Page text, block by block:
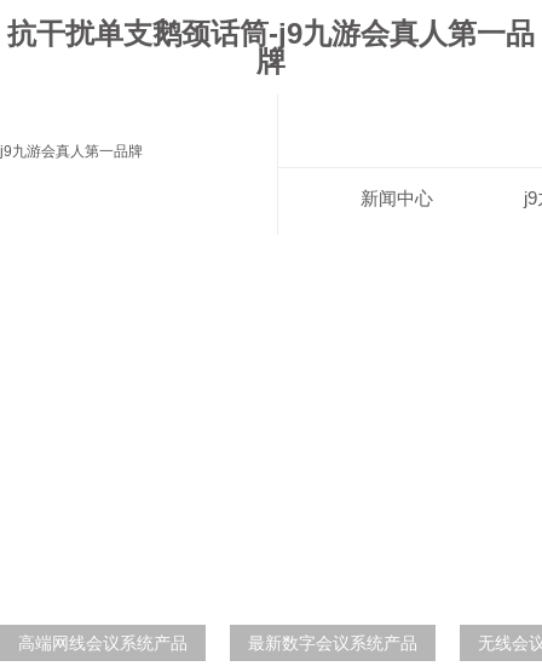
抗干扰单支鹅颈话筒-j9九游会真人第一品
牌
j9九游会真人第一品牌
新闻中心
高端网线会议系统产品 最新数字会议系统产品 无线会